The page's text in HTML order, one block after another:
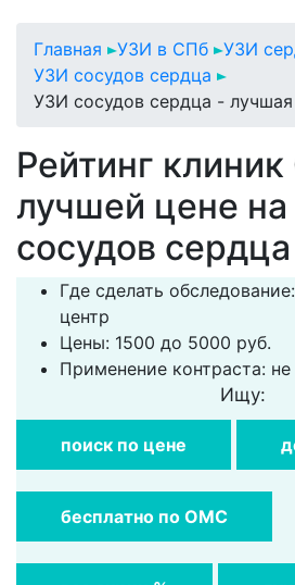
Главная УЗИ в СПб
УЗИ
УЗИ сосудов сердца
УЗИ сосудов сердца - лучшая
Рейтинг
лучшей цене
сосудов сердца
Где сделать
центр
Цены: 1500 до 5000 руб.
Применение контраста: не
Ищу:
поиск по цене
бесплатно по ОМС